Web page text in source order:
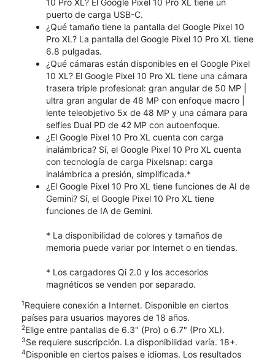
10 Pro XL? El Google Pixel 10 Pro XL tiene un
puerto de carga USB-C.
¿Qué tamaño tiene la pantalla del Google Pixel 10
Pro XL? La pantalla del Google Pixel 10 Pro XL tiene
6.8 pulgadas.
¿Qué cámaras están disponibles en el Google Pixel
10 XL? El Google Pixel 10 Pro XL tiene una cámara
trasera triple profesional: gran angular de 50 MP |
ultra gran angular de 48 MP con enfoque macro |
lente teleobjetivo 5x de 48 MP y una cámara para
selfies Dual PD de 42 MP con autoenfoque.
¿El Google Pixel 10 Pro XL cuenta con carga
inalámbrica? Sí, el Google Pixel 10 Pro XL cuenta
con tecnología de carga Pixelsnap: carga
inalámbrica a presión, simplificada.*
¿El Google Pixel 10 Pro XL tiene funciones de AI de
Gemini? Sí, el Google Pixel 10 Pro XL tiene
funciones de IA de Gemini.
* La disponibilidad de colores y tamaños de
memoria puede variar por Internet o en tiendas.
* Los cargadores Qi 2.0 y los accesorios
magnéticos se venden por separado.
1Requiere conexión a Internet. Disponible en ciertos
países para usuarios mayores de 18 años.
2Elige entre pantallas de 6.3" (Pro) o 6.7" (Pro XL).
3Se requiere suscripción. La disponibilidad varía. 18+.
4Disponible en ciertos países e idiomas. Los resultados